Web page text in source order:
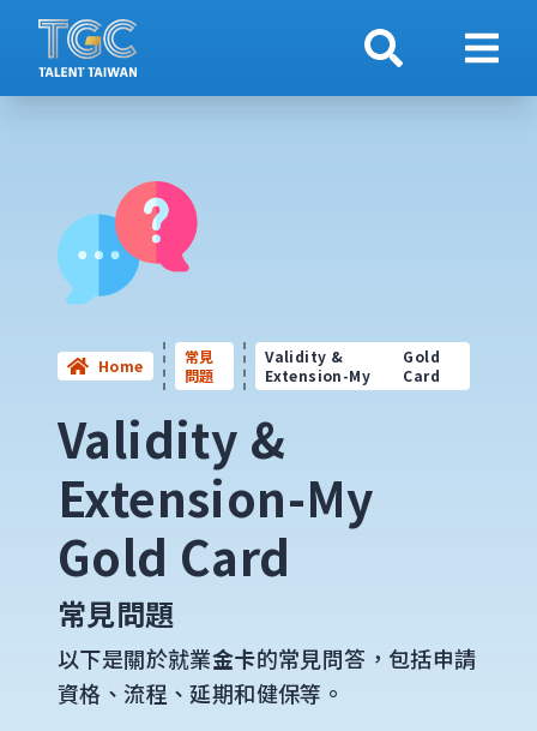
搜索 顯示
Home
常見
問題
Validity &
Extension-My
Gold
Card
Validity &
Extension-My
Gold Card
常見問題
以下是關於就業金卡的常見問答，包括申請
資格、流程、延期和健保等。